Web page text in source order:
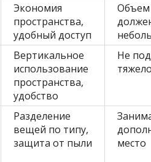
Экономия
пространства,
удобный доступ
Вертикальное
использование
пространства,
удобство
Не
Разделение
вещей по типу,
защита от пыли
место